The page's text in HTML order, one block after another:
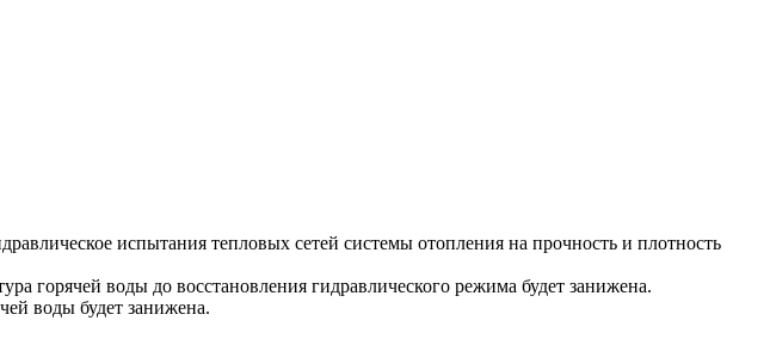
испытания тепловых сетей системы отопления на прочность и плотность
горячей воды до восстановления гидравлического режима будет занижена.
воды будет занижена.